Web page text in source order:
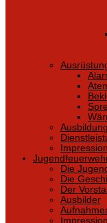
Ausbildung
Die
Die
Der
Ausbilder